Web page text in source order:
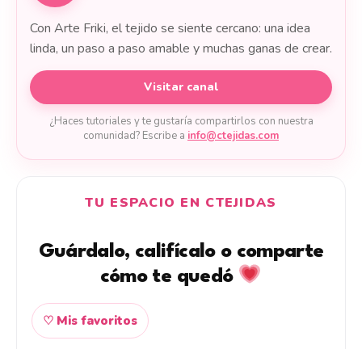
Con Arte Friki, el tejido se siente cercano: una idea
linda, un paso a paso amable y muchas ganas de crear.
Visitar canal
¿Haces tutoriales y te gustaría compartirlos con nuestra
comunidad? Escribe a info@ctejidas.com
TU ESPACIO EN CTEJIDAS
Guárdalo, califícalo o comparte
cómo te quedó
♡ Mis favoritos